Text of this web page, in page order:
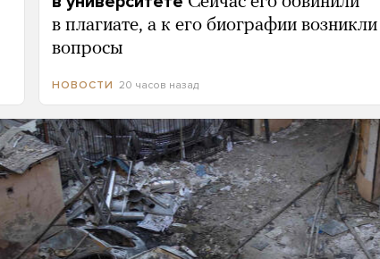
в плагиате, а к его биографии возникли
вопросы
НОВОСТИ 20 часов назад